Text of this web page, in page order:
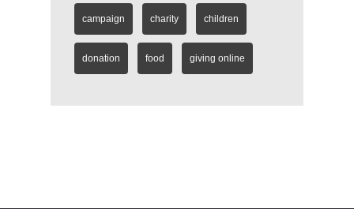
campaign charity children
donation food giving online